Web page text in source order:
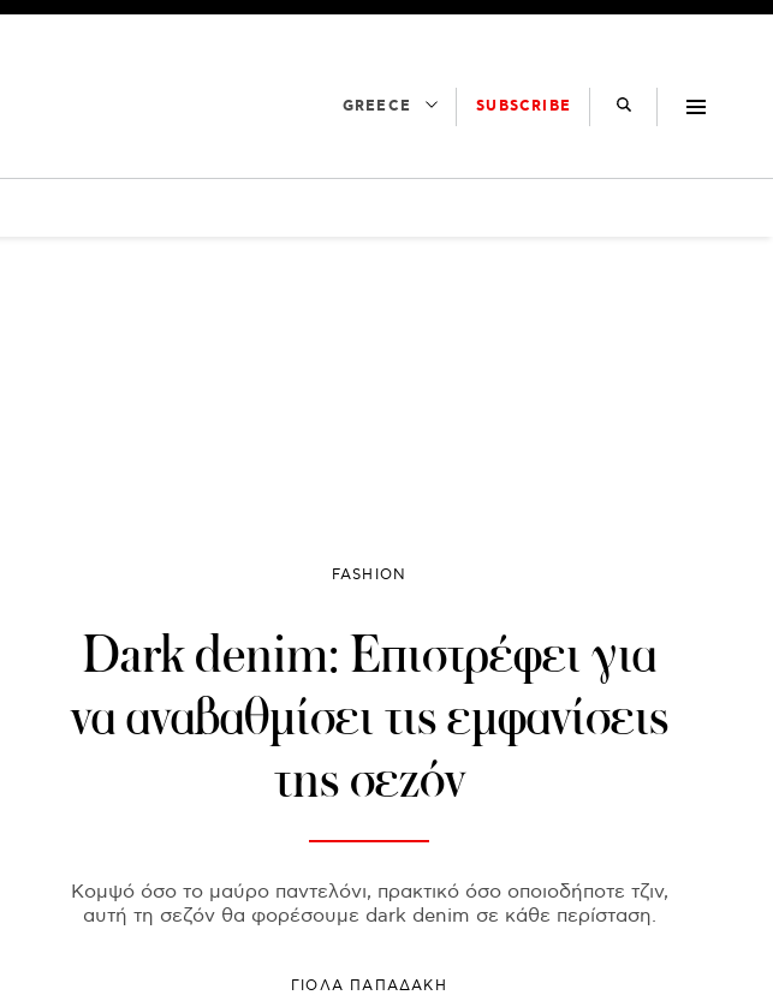
GREECE SUBSCRIBE
FASHION
Dark denim: Επιστρέφει για
να αναβαθμίσει τις εμφανίσεις
της σεζόν
Κομψό όσο το μαύρο παντελόνι, πρακτικό όσο οποιοδήποτε τζιν,
αυτή τη σεζόν θα φορέσουμε dark denim σε κάθε περίσταση.
ΓΙΌΛΑ ΠΑΠΑΔΆΚΗ